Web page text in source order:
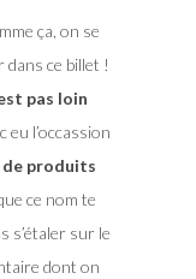
ça, on se
dans ce billet !
pas loin
l’occassion
produits
ce nom te
s’étaler sur le
dont on